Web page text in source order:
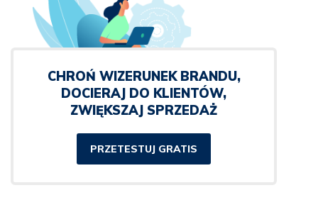
CHROŃ WIZERUNEK BRANDU,
DOCIERAJ DO KLIENTÓW,
ZWIĘKSZAJ SPRZEDAŻ
PRZETESTUJ GRATIS